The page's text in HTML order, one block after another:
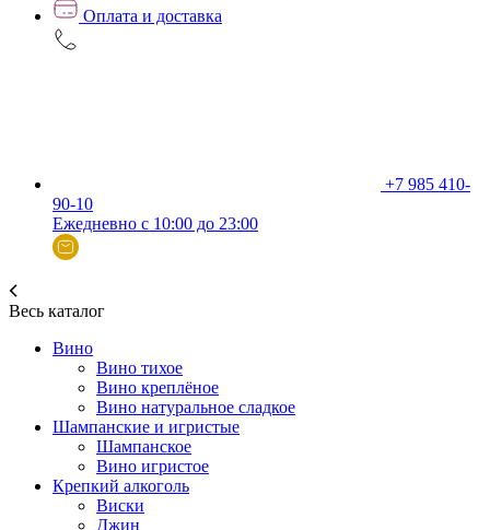
Оплата и доставка
+7 985 410-
90-10
Ежедневно с 10:00 до 23:00
Весь каталог
Вино
Вино тихое
Вино креплёное
Вино натуральное сладкое
Шампанские и игристые
Шампанское
Вино игристое
Крепкий алкоголь
Виски
Джин